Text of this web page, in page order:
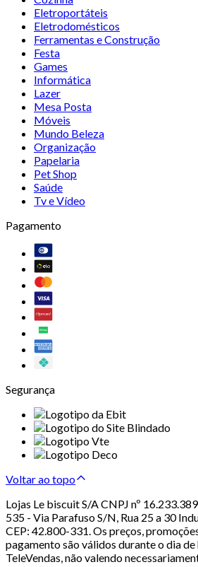
Eletroportáteis
Eletrodomésticos
Ferramentas e Construção
Festa
Games
Informática
Lazer
Mesa Posta
Móveis
Mundo Beleza
Organização
Papelaria
Pet Shop
Saúde
Tv e Vídeo
Pagamento
Segurança
Voltar ao topo
Lojas Le biscuit S/A CNPJ nº
535 - Via Parafuso S/N, Rua 25 a 30
CEP: 42.800-331. Os preços,
pagamento são válidos durante o dia de
TeleVendas, não valendo